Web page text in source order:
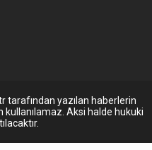
tarafından yazılan haberlerin
kullanılamaz. Aksi halde hukuki